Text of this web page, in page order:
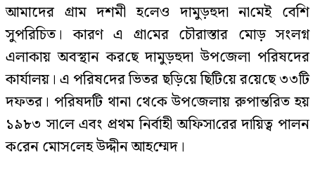
আমাদের গ্রাম‌‌ দশমী হ‌লেও দামুড়হুদা না‌মেই বে‌শি
সুপ‌রি‌চিত। কারণ এ গ্রা‌মের চৌরাস্তার মোড় সংলগ্ন
এলাকায় অবস্থান কর‌ছে দামুড়হুদা উপ‌জেলা প‌রিষদের
কার্যালয়। এ প‌রিষ‌দের ভিতর ছ‌ড়ি‌য়ে ছি‌টি‌য়ে র‌য়ে‌ছে ৩৩‌টি
দফতর। প‌রিষদ‌টি থানা থে‌কে উপ‌জেলায় রুপান্তরিত হয়
১৯৮৩ সা‌লে এবং প্রথম নির্বাহী অ‌ফিসা‌রের দা‌য়িত্ব পালন
ক‌রেন মোস‌লেহ উদ্দীন আহ‌ম্মেদ।